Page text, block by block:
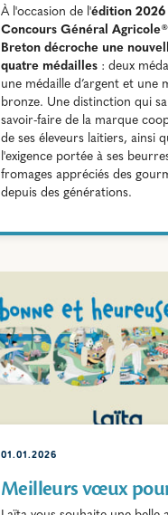
À l'occasion de l'édition 2026
Concours Général Agricole®
Breton décroche une
quatre médailles : deux
une médaille d’argent et une
bronze. Une distinction qui
savoir-faire de la marque
de ses éleveurs laitiers, ainsi
l'exigence portée à ses
fromages appréciés des
depuis des générations.
01.01.2026
Meilleurs vœux